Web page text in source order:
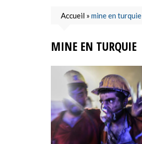
Accueil » mine en turquie
MINE EN TURQUIE